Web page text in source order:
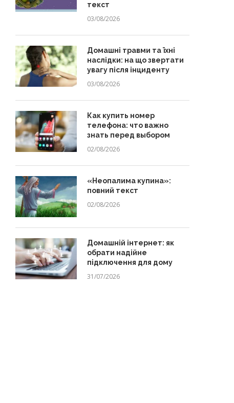
текст
03/08/2026
Домашні травми та їхні
наслідки: на що звертати
увагу після інциденту
03/08/2026
Как купить номер
телефона: что важно
знать перед выбором
02/08/2026
«Неопалима купина»:
повний текст
02/08/2026
Домашній інтернет: як
обрати надійне
підключення для дому
31/07/2026